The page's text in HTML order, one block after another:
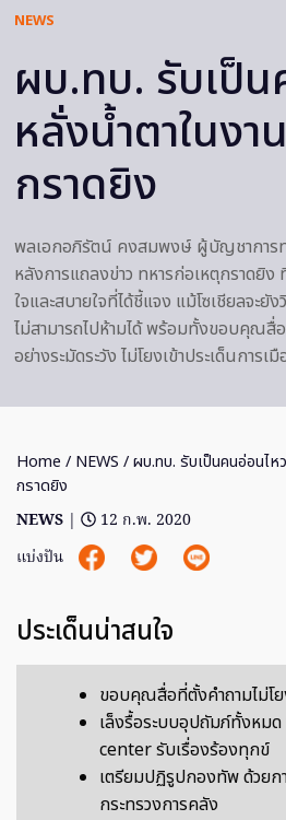
NEWS
ผบ.ทบ. รับเป็
หลั่งน้ำตาในงา
กราดยิง
พลเอกอภิรัตน์ คงสมพงษ์ ผู้บัญชาการ
หลังการแถลงข่าว ทหารก่อเหตุกราดยิง
ใจและสบายใจที่ได้ชี้แจง แม้โซเชียลจะ
ไม่สามารถไปห้ามได้ พร้อมทั้งขอบคุณสื่
อย่างระมัดระวัง ไม่โยงเข้าประเด็นการ
Home / NEWS / ผบ.ทบ. รับเป็นคนอ่อนไห
กราดยิง
NEWS |
12 ก.พ. 2020
แบ่งปัน
ประเด็นน่าสนใจ
ขอบคุณสื่อที่ตั้งคำถามไม่โย
เล็งรื้อระบบอุปถัมภ์ทั้งหม
center รับเรื่องร้องทุกข์
เตรียมปฏิรูปกองทัพ ด้วยกา
กระทรวงการคลัง